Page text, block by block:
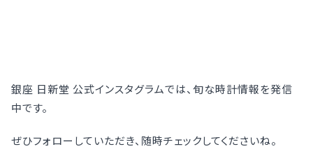
銀座 日新堂 公式インスタグラムでは、旬な時計情報を発信
中です。
ぜひフォローしていただき、随時チェックしてくださいね。